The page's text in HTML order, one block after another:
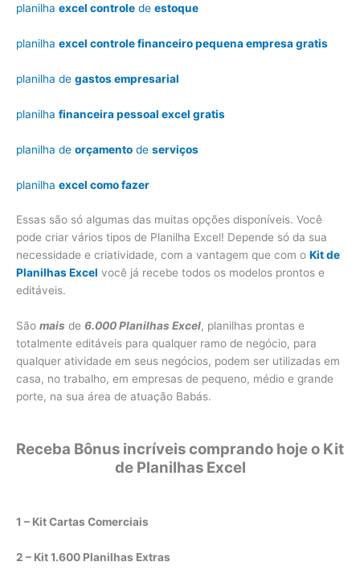
planilha excel controle de estoque
planilha excel controle financeiro pequena empresa gratis
planilha de gastos empresarial
planilha financeira pessoal excel gratis
planilha de orçamento de serviços
planilha excel como fazer
Essas são só algumas das muitas opções disponíveis. Você
pode criar vários tipos de Planilha Excel! Depende só da sua
necessidade e criatividade, com a vantagem que com o Kit de
Planilhas Excel você já recebe todos os modelos prontos e
editáveis.
São mais de 6.000 Planilhas Excel, planilhas prontas e
totalmente editáveis para qualquer ramo de negócio, para
qualquer atividade em seus negócios, podem ser utilizadas em
casa, no trabalho, em empresas de pequeno, médio e grande
porte, na sua área de atuação Babás.
Receba Bônus incríveis comprando hoje o Kit
de Planilhas Excel
1 – Kit Cartas Comerciais
2 – Kit 1.600 Planilhas Extras